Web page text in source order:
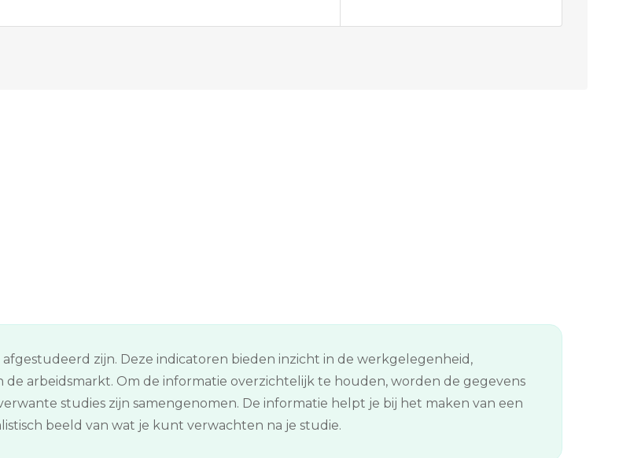
zijn. Deze indicatoren bieden inzicht in de werkgelegenheid,
arbeidsmarkt. Om de informatie overzichtelijk te houden, worden de gegevens
studies zijn samengenomen. De informatie helpt je bij het maken van een
beeld van wat je kunt verwachten na je studie.